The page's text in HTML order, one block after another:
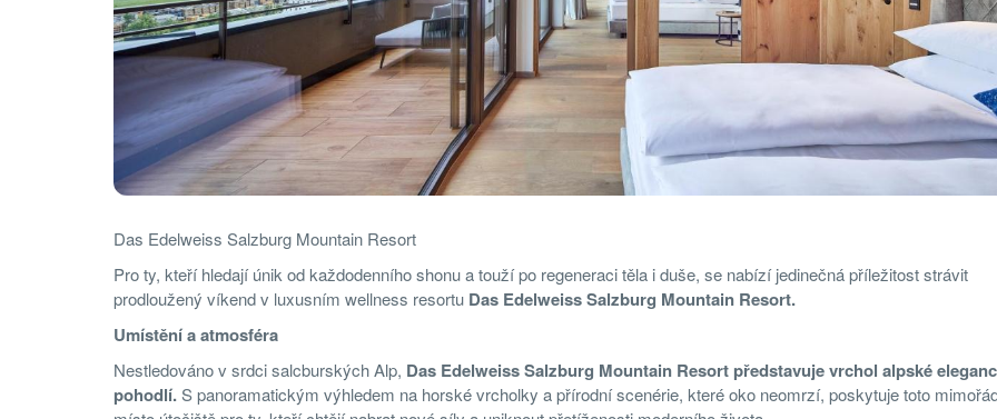
Das Edelweiss Salzburg Mountain Resort
Pro ty, kteří hledají únik od každodenního shonu a touží po regeneraci těla i duše, se nabízí jedinečná příležitost strávit
prodloužený víkend v luxusním wellness resortu Das Edelweiss Salzburg Mountain Resort.
Umístění a atmosféra
Nestledováno v srdci salcburských Alp, Das Edelweiss Salzburg Mountain Resort představuje vrchol alpské
pohodlí.S panoramatickým výhledem na horské vrcholky a přírodní scenérie, které oko neomrzí, poskytuje toto